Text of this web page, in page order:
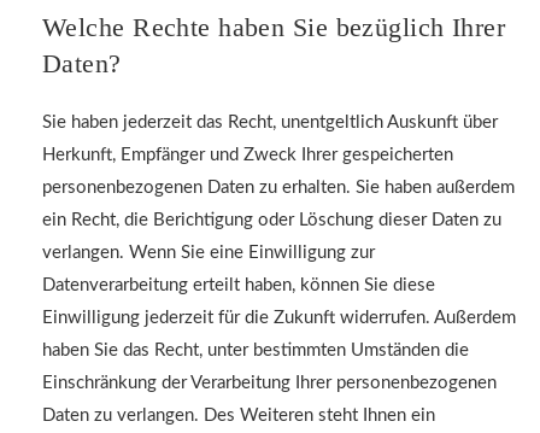
Welche Rechte haben Sie bezüglich Ihrer
Daten?
Sie haben jederzeit das Recht, unentgeltlich Auskunft über
Herkunft, Empfänger und Zweck Ihrer gespeicherten
personenbezogenen Daten zu erhalten. Sie haben außerdem
ein Recht, die Berichtigung oder Löschung dieser Daten zu
verlangen. Wenn Sie eine Einwilligung zur
Datenverarbeitung erteilt haben, können Sie diese
Einwilligung jederzeit für die Zukunft widerrufen. Außerdem
haben Sie das Recht, unter bestimmten Umständen die
Einschränkung der Verarbeitung Ihrer personenbezogenen
Daten zu verlangen. Des Weiteren steht Ihnen ein